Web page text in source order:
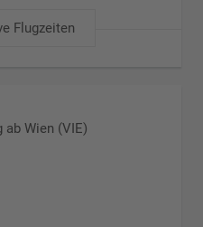
Flugzeiten
ab Wien (VIE)